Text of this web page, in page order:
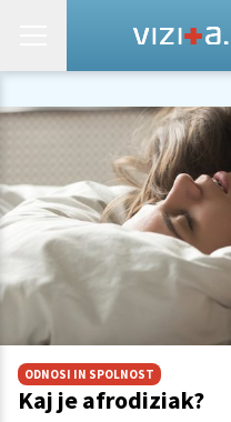
ODNOSI IN SPOLNOST
Kaj je afrodiziak?